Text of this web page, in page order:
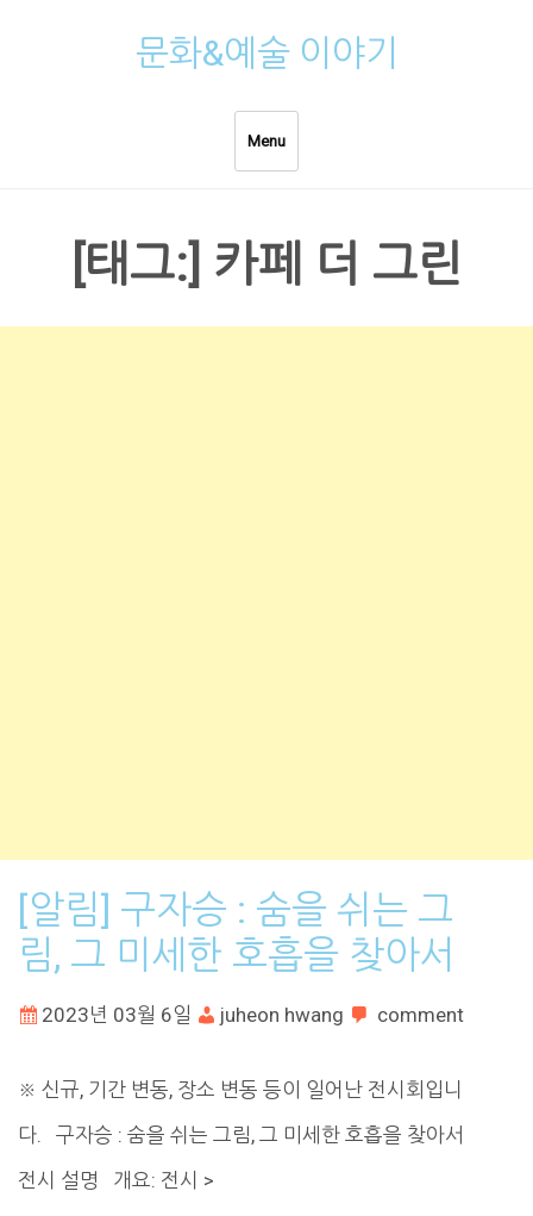
문화&예술 이야기
Menu
[태그:] 카페 더 그린
[알림] 구자승 : 숨을 쉬는 그
림, 그 미세한 호흡을 찾아서
2023년 03월 6일 juheon hwang comment
※ 신규, 기간 변동, 장소 변동 등이 일어난 전시회입니
다. 구자승 : 숨을 쉬는 그림, 그 미세한 호흡을 찾아서
전시 설명 개요: 전시 >